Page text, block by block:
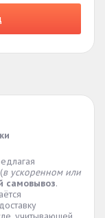
(в ускоренном или
самовывоз.